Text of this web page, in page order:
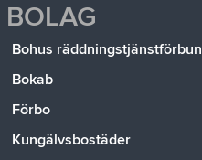
BOLAG
Bohus
Bokab
Förbo
Kungälvsbostäder